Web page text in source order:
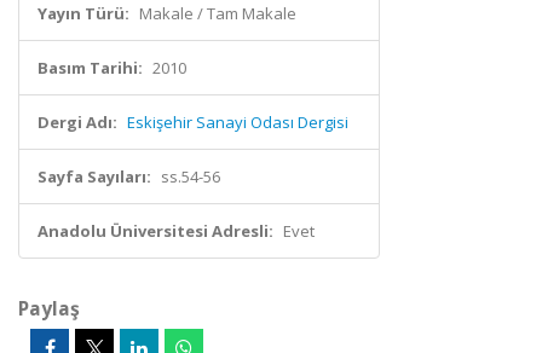
Yayın Türü: Makale / Tam Makale
Basım Tarihi: 2010
Dergi Adı: Eskişehir Sanayi Odası Dergisi
Sayfa Sayıları: ss.54-56
Anadolu Üniversitesi Adresli: Evet
Paylaş